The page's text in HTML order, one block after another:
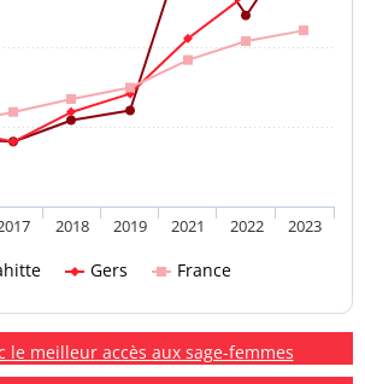
Gers France
2018 2019 2021 2022 2023
le meilleur accès aux sage-femmes